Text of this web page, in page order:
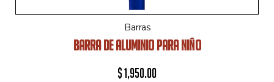
Barras
BARRA DE ALUMINIO PARA NIÑO
$1,950.00